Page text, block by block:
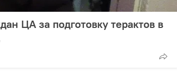
ЦА за подготовку терактов в